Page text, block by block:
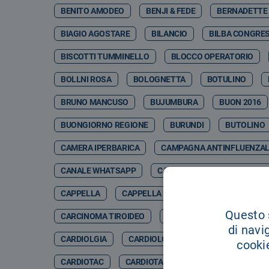
BENITO AMODEO BENJI & FEDE
BIAGIO AGOSTARE BILANCIO BILBA
BISCOTTI TUMMINELLO BLOCCO OPERATORIO
BOLLNI ROSA BOLOGNETTA BOTULINO
BRUNO MANCUSO BUJUMBURA BUON 2016
BUONGIORNO REGIONE BURUNDI BUTOLINO
CAMERA IPERBARICA CAMPAGNA
CANALE WHATSAPP CANCER GENETIC CENTER
CAPPELLA CAPPELLA DELL'OSPEDALE
CARCINOMA TIROIDEO CARCINOSI PERITONEALE
CARDIOLGIA CARDIOLOGCIA
CARDIOTAC CARDIOTARACICA
di